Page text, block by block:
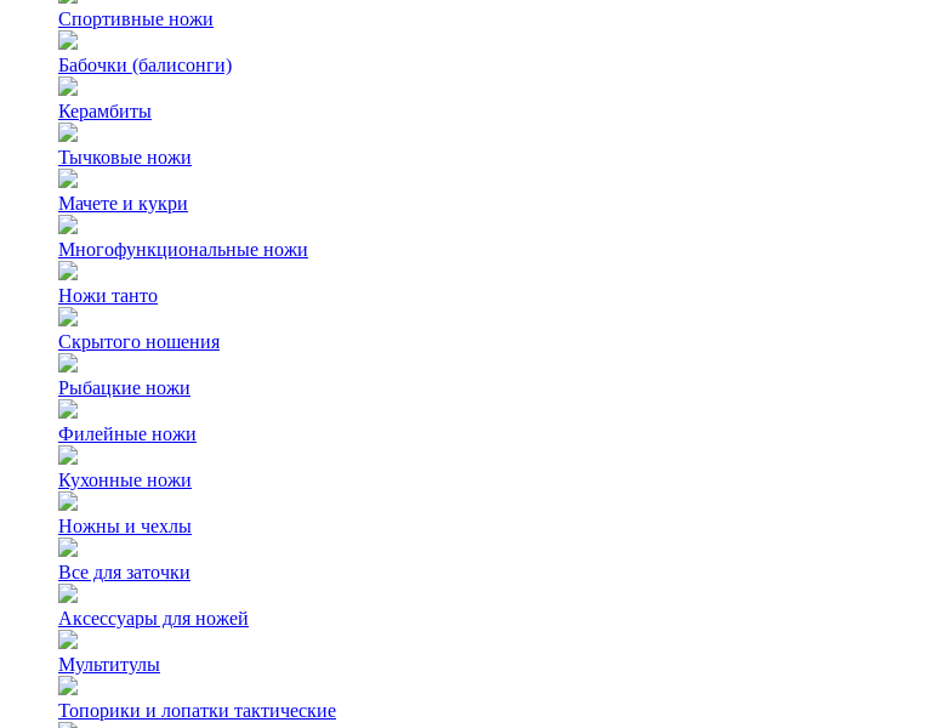
Спортивные ножи
Бабочки (балисонги)
Керамбиты
Тычковые ножи
Мачете и кукри
Многофункциональные ножи
Ножи танто
Скрытого ношения
Рыбацкие ножи
Филейные ножи
Кухонные ножи
Ножны и чехлы
Все для заточки
Аксессуары для ножей
Мультитулы
Топорики и лопатки тактические